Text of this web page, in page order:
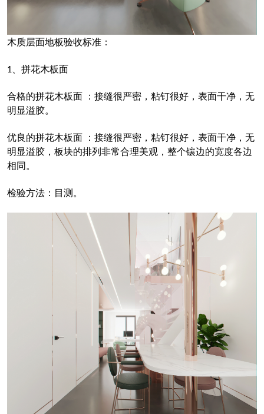
木质层面地板验收标准：
1、拼花木板面
合格的拼花木板面 ：接缝很严密，粘钉很好，表面干净，无
明显溢胶。
优良的拼花木板面 ：接缝很严密，粘钉很好，表面干净，无
明显溢胶，板块的排列非常合理美观，整个镶边的宽度各边
相同。
检验方法：目测。